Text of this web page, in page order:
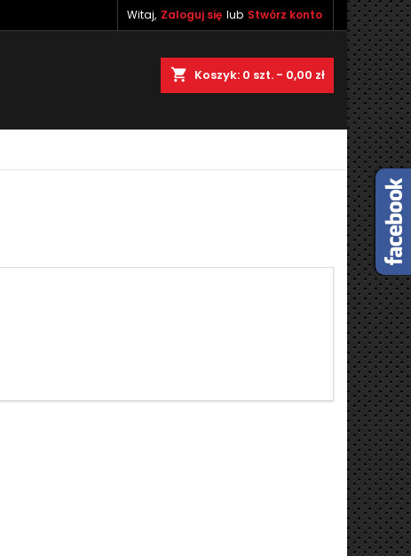
Witaj, Zaloguj się lub Stwórz konto
shopping_cart Koszyk: 0 szt. - 0,00 zł